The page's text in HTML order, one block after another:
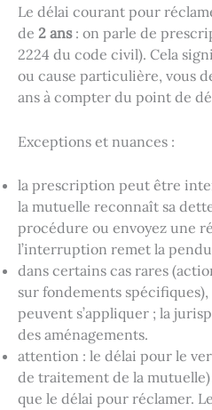
Le délai courant pour
de 2 ans: on parle de
2224 du code civil). Cela
ou cause particulière, vous
ans à compter du point de
Exceptions et nuances :
la prescription peut être
la mutuelle reconnaît sa
procédure ou envoyez une
l’interruption remet la
dans certains cas rares
sur fondements
peuvent s’appliquer ; la
des aménagements.
attention : le délai pour le
de traitement de la mutuelle)
que le délai pour réclamer.